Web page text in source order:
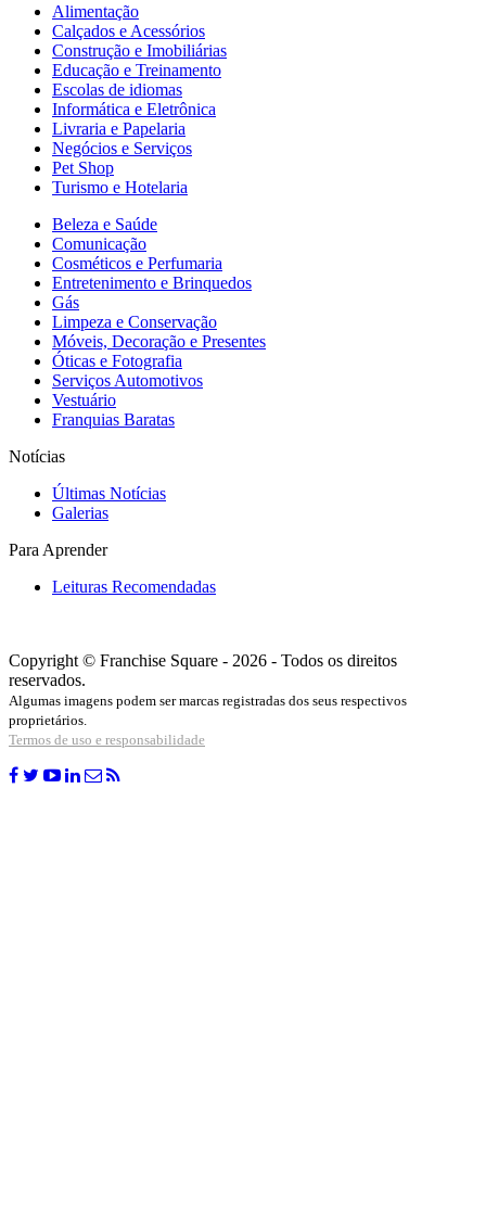
Alimentação
Calçados e Acessórios
Construção e Imobiliárias
Educação e Treinamento
Escolas de idiomas
Informática e Eletrônica
Livraria e Papelaria
Negócios e Serviços
Pet Shop
Turismo e Hotelaria
Beleza e Saúde
Comunicação
Cosméticos e Perfumaria
Entretenimento e Brinquedos
Gás
Limpeza e Conservação
Móveis, Decoração e Presentes
Óticas e Fotografia
Serviços Automotivos
Vestuário
Franquias Baratas
Notícias
Últimas Notícias
Galerias
Para Aprender
Leituras Recomendadas
Copyright © Franchise Square - 2026 - Todos os direitos
reservados.
Algumas imagens podem ser marcas registradas dos seus respectivos
proprietários.
Termos de uso e responsabilidade